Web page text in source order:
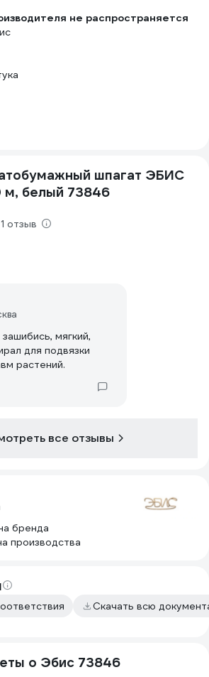
не распространяется
шпагат ЭБИС
м, белый 73846
1 отзыв
мягкий,
для подвязки
растений.
все отзывы
бренда
производства
Скачать всю
о Эбис 73846